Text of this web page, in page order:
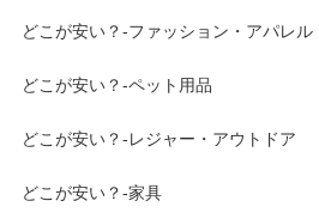
どこが安い？-ファッション・アパレル
どこが安い？-ペット用品
どこが安い？-レジャー・アウトドア
どこが安い？-家具